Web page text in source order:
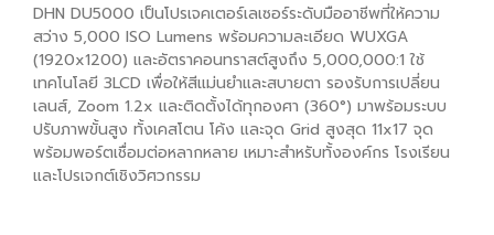
DHN DU5000 เป็นโปรเจคเตอร์เลเซอร์ระดับมืออาชีพที่ให้ความ
สว่าง 5,000 ISO Lumens พร้อมความละเอียด WUXGA
(1920x1200) และอัตราคอนทราสต์สูงถึง 5,000,000:1 ใช้
เทคโนโลยี 3LCD เพื่อให้สีแม่นยำและสบายตา รองรับการเปลี่ยน
เลนส์, Zoom 1.2x และติดตั้งได้ทุกองศา (360°) มาพร้อมระบบ
ปรับภาพขั้นสูง ทั้งเคสโตน โค้ง และจุด Grid สูงสุด 11x17 จุด
พร้อมพอร์ตเชื่อมต่อหลากหลาย เหมาะสำหรับทั้งองค์กร โรงเรียน
และโปรเจกต์เชิงวิศวกรรม